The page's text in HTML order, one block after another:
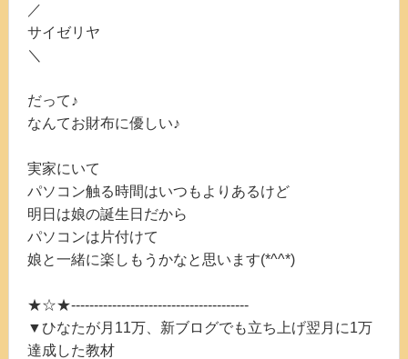
／
サイゼリヤ
＼
だって♪
なんてお財布に優しい♪
実家にいて
パソコン触る時間はいつもよりあるけど
明日は娘の誕生日だから
パソコンは片付けて
娘と一緒に楽しもうかなと思います(*^^*)
★☆★---------------------------------------
▼ひなたが月11万、新ブログでも立ち上げ翌月に1万
達成した教材